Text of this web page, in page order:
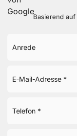
Basierend auf